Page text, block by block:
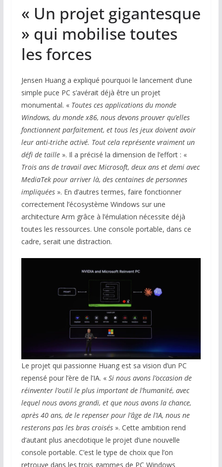
« Un projet gigantesque
» qui mobilise toutes
les forces
Jensen Huang a expliqué pourquoi le lancement d’une
simple puce PC s’avérait déjà être un projet
monumental. « Toutes ces applications du monde
Windows, du monde x86, nous devons prouver qu’elles
fonctionnent parfaitement, et tous les jeux doivent avoir
leur anti-triche activé. Tout cela représente vraiment un
défi de taille». Il a précisé la dimension de l’effort : «
Trois ans de travail avec Microsoft, deux ans et demi avec
MediaTek pour arriver là, des centaines de personnes
impliquées». En d’autres termes, faire fonctionner
correctement l’écosystème Windows sur une
architecture Arm grâce à l’émulation nécessite déjà
toutes les ressources. Une console portable, dans ce
cadre, serait une distraction.
Le projet qui passionne Huang est sa vision d’un PC
repensé pour l’ère de l’IA. « Si nous avons l’occasion de
réinventer l’outil le plus important de l’humanité, avec
lequel nous avons grandi, et que nous avons la chance,
après 40 ans, de le repenser pour l’âge de l’IA, nous ne
resterons pas les bras croisés». Cette ambition rend
d’autant plus anecdotique le projet d’une nouvelle
console portable. C’est le type de choix que l’on
retrouve dans les trois gammes de PC Windows